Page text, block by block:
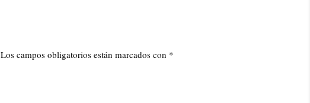
Los campos obligatorios están marcados con *